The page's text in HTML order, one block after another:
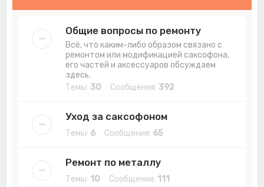
Общие вопросы по ремонту
Всё, что каким-либо образом связано с
ремонтом или модификацией саксофона,
его частей и аксессуаров обсуждаем
здесь.
Темы: 30 Сообщения: 392
Уход за саксофоном
Темы: 6 Сообщения: 65
Ремонт по металлу
Темы: 10 Сообщения: 111